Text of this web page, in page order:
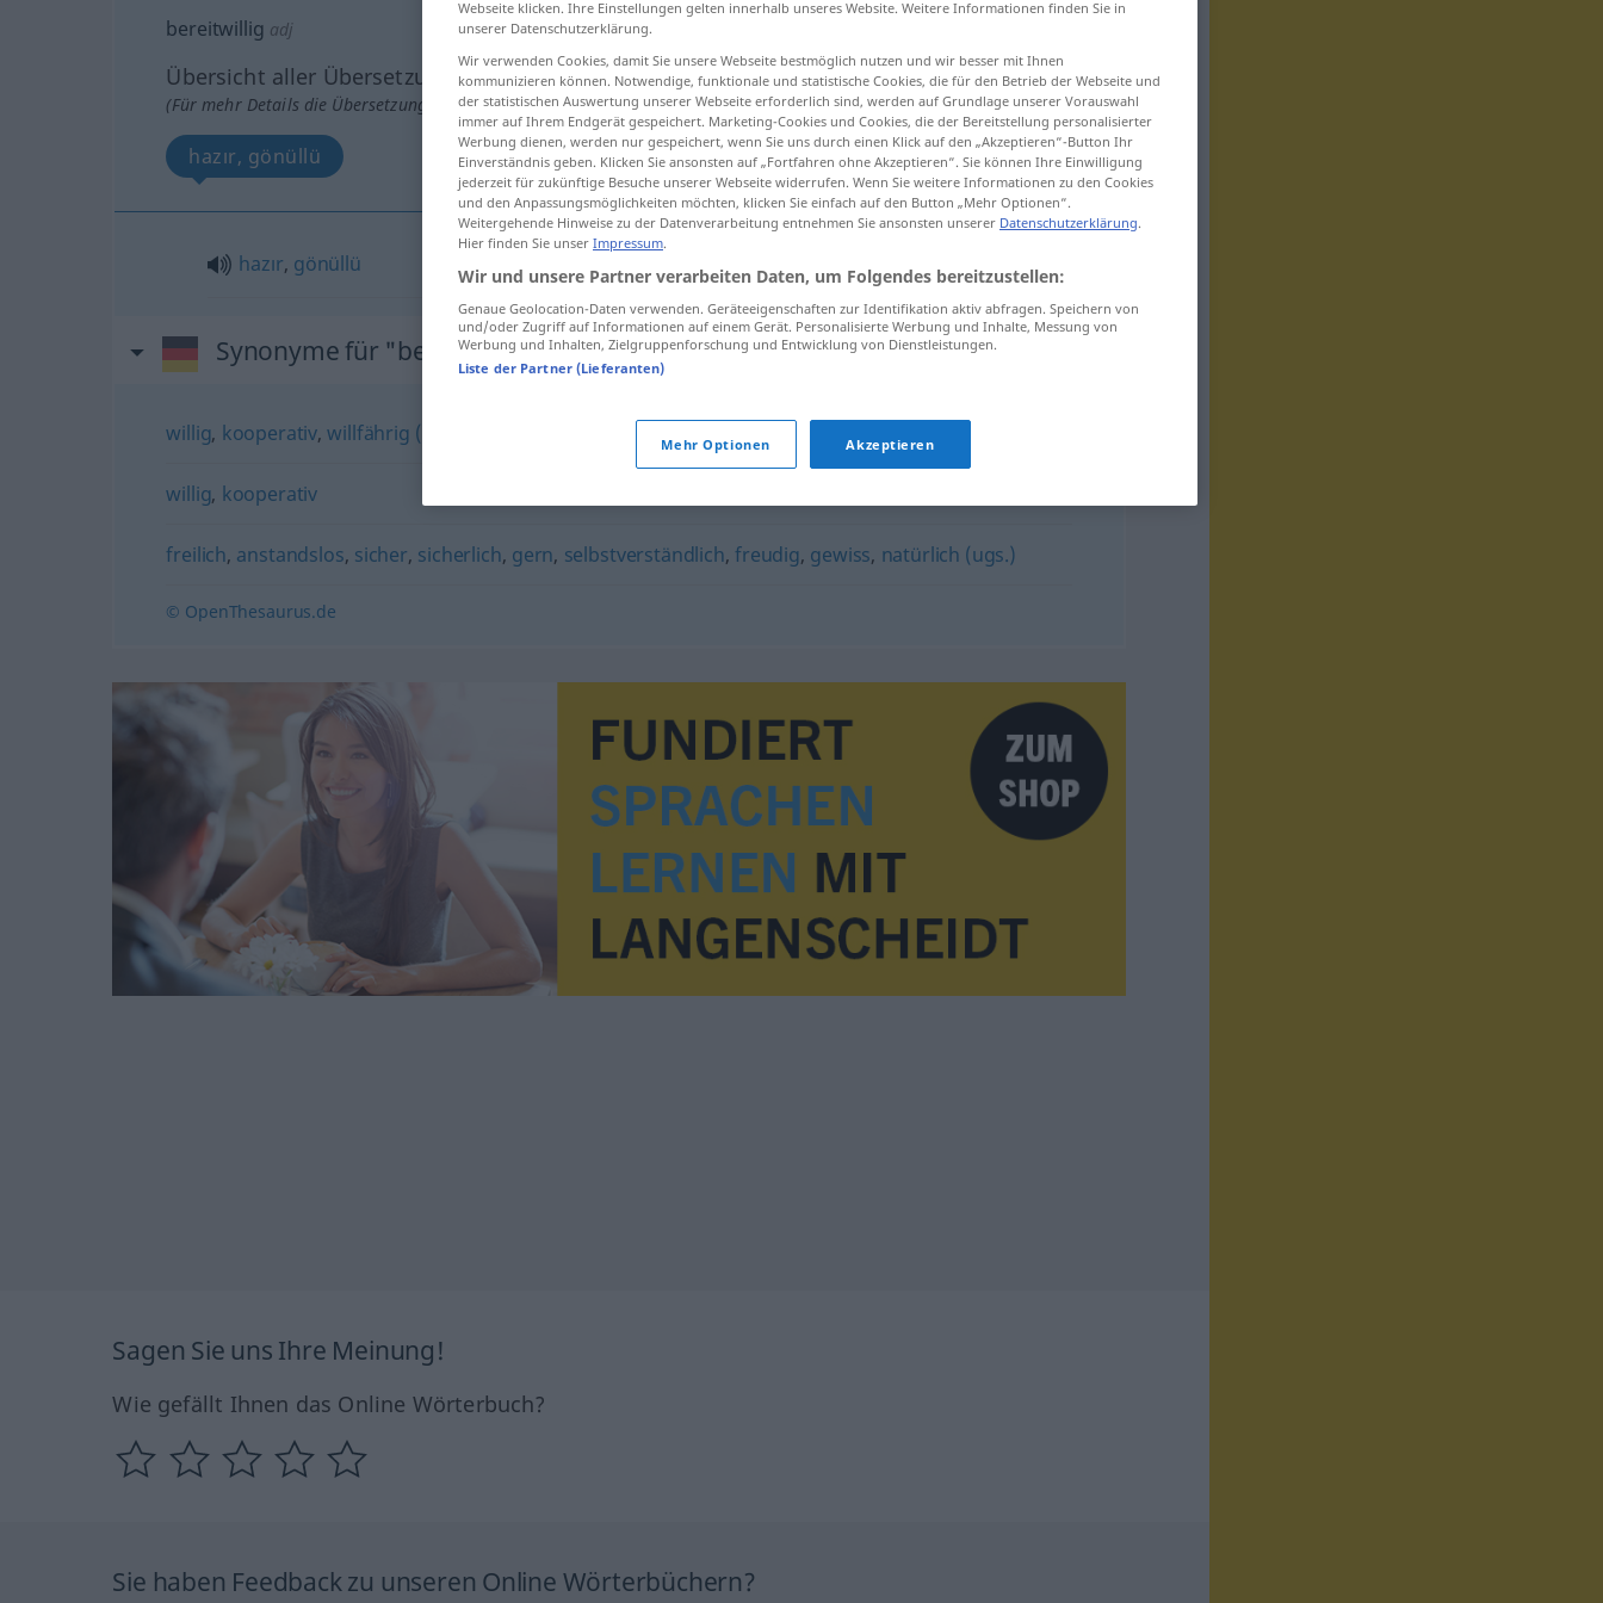
bereitwillig adj
Übersicht aller Übersetzungen
(Für mehr Details die Übersetzung anklicken/antippen)
hazır, gönüllü
hazır, gönüllü bereitwillig
Synonyme für "bereitwillig"
willig, kooperativ,willfährig (abwertend)
willig, kooperativ
freilich, anstandslos, sicher, sicherlich, gern, selbstverständlich,freudig, gewiss, natürlich (ugs.)
© OpenThesaurus.de
Sagen Sie uns Ihre Meinung!
Wie gefällt Ihnen das Online Wörterbuch?
Sie haben Feedback zu unseren Online Wörterbüchern?
Webseite klicken. Ihre Einstellungen gelten innerhalb unseres Website. Weitere Informationen finden Sie in
unserer Datenschutzerklärung.
Wir verwenden Cookies, damit Sie unsere Webseite bestmöglich nutzen und wir besser mit Ihnen
kommunizieren können. Notwendige, funktionale und statistische Cookies, die für den Betrieb der Webseite und
der statistischen Auswertung unserer Webseite erforderlich sind, werden auf Grundlage unserer Vorauswahl
immer auf Ihrem Endgerät gespeichert. Marketing-Cookies und Cookies, die der Bereitstellung personalisierter
Werbung dienen, werden nur gespeichert, wenn Sie uns durch einen Klick auf den „Akzeptieren“-Button Ihr
Einverständnis geben. Klicken Sie ansonsten auf „Fortfahren ohne Akzeptieren“. Sie können Ihre Einwilligung
jederzeit für zukünftige Besuche unserer Webseite widerrufen. Wenn Sie weitere Informationen zu den Cookies
und den Anpassungsmöglichkeiten möchten, klicken Sie einfach auf den Button „Mehr Optionen“.
Weitergehende Hinweise zu der Datenverarbeitung entnehmen Sie ansonsten unserer Datenschutzerklärung.
Hier finden Sie unser Impressum.
Wir und unsere Partner verarbeiten Daten, um Folgendes bereitzustellen:
Genaue Geolocation-Daten verwenden. Geräteeigenschaften zur Identifikation aktiv abfragen. Speichern von
und/oder Zugriff auf Informationen auf einem Gerät. Personalisierte Werbung und Inhalte, Messung von
Werbung und Inhalten, Zielgruppenforschung und Entwicklung von Dienstleistungen.
Liste der Partner (Lieferanten)
Mehr Optionen Akzeptieren